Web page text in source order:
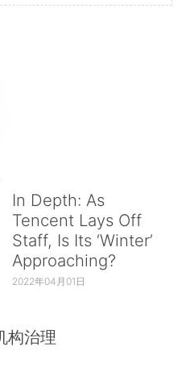
In Depth: As
Tencent Lays Off
Staff, Is Its ‘Winter’
Approaching?
2022年04月01日
构治理